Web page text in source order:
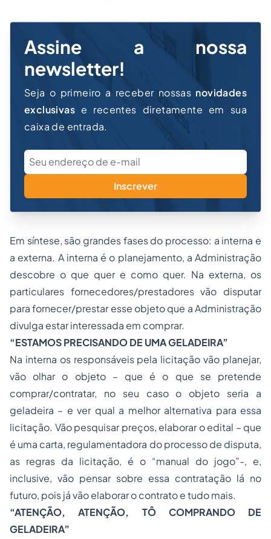
Assine a nossa
newsletter!
Seja o primeiro a receber nossas novidades
exclusivas e recentes diretamente em sua
caixa de entrada.
Inscrever
Em síntese, são grandes fases do processo: a interna e
a externa. A interna é o planejamento, a Administração
descobre o que quer e como quer. Na externa, os
particulares fornecedores/prestadores vão disputar
para fornecer/prestar esse objeto que a Administração
divulga estar interessada em comprar.
“ESTAMOS PRECISANDO DE UMA GELADEIRA”
Na interna os responsáveis pela licitação vão planejar,
vão olhar o objeto – que é o que se pretende
comprar/contratar, no seu caso o objeto seria a
geladeira – e ver qual a melhor alternativa para essa
licitação. Vão pesquisar preços, elaborar o edital – que
é uma carta, regulamentadora do processo de disputa,
as regras da licitação, é o “manual do jogo”-, e,
inclusive, vão pensar sobre essa contratação lá no
futuro, pois já vão elaborar o contrato e tudo mais.
“ATENÇÃO, ATENÇÃO, TÔ COMPRANDO DE
GELADEIRA”